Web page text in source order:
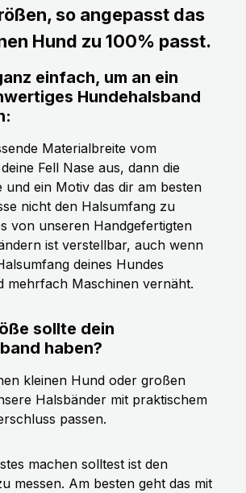
so angepasst das
Hund zu 100% passt.
einfach, um an ein
Hundehalsband
Materialbreite vom
Fell Nase aus, dann die
und ein Motiv das dir am besten
nicht den Halsumfang zu
von unseren Handgefertigten
ist verstellbar, auch wenn
deines Hundes
mehrfach Maschinen vernäht.
sollte dein
haben?
kleinen Hund oder großen
Halsbänder mit praktischem
passen.
machen solltest ist den
messen. Am besten geht das mit